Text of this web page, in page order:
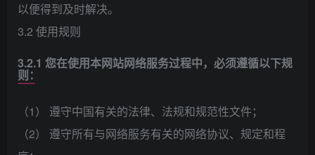
以便得到及时解决。
3.2 使用规则
3.2.1 您在使用本网站网络服务过程中，必须遵循以下规
则：
（1） 遵守中国有关的法律、法规和规范性文件；
（2） 遵守所有与网络服务有关的网络协议、规定和程